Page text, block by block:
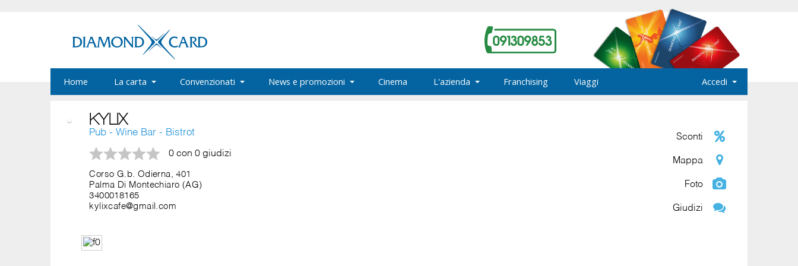
Home La carta Convenzionati News e promozioni Cinema L'azienda Franchising Viaggi Accedi
KYLIX
Pub - Wine Bar - Bistrot
0 con 0 giudizi
Corso G.b. Odierna, 401
Palma Di Montechiaro (AG)
3400018165
kylixcafe@gmail.com
Sconti
Mappa
Foto
Giudizi